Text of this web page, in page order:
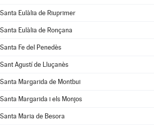
Santa Eulàlia de Riuprimer
Santa Eulàlia de Ronçana
Santa Fe del Penedès
Sant Agustí de Lluçanès
Santa Margarida de Montbui
Santa Margarida i els Monjos
Santa Maria de Besora